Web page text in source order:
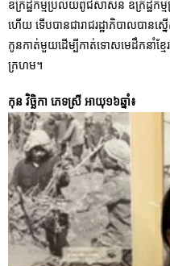
ឧក្រិដ្ឋកម្មប្រល័យពូជសាសន៍ ឧក្រិដ្ឋកម្ម
ហើយ ទើបបានជារាជរដ្ឋាភិបាលបានស្
កូនកាត់មួយដើម្បីកាត់ទោសមេដឹកនាំខ្មែ
ក្រហម។
កុន វិច្ឆិកា ភេទស្រី អាយុ១៦ឆ្នាំ៖